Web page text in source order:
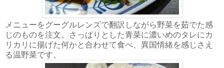
メニューをグーグルレンズで翻訳しながら野菜を茹でた感
じのものを注文。さっぱりとした青菜に濃いめのタレにカ
リカリに揚げた何かと合わせて食べ、異国情緒を感じさえ
る温野菜です。